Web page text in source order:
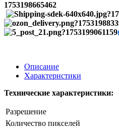
Описание
Характеристики
Технические характеристики:
Разрешение
Количество пикселей